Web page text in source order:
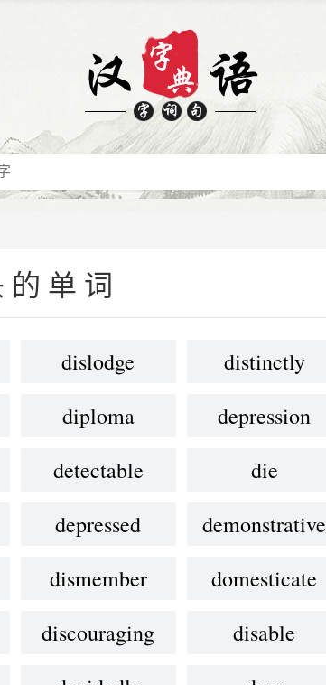
单词
dislodge
distinctly
diploma
depression
detectable
die
depressed
demonstrative
dismember
domesticate
discouraging
disable